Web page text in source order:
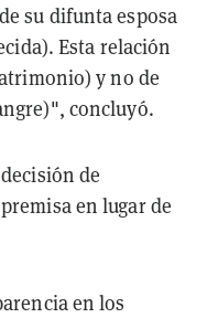
su difunta esposa
Esta relación
y no de
concluyó.
de
en lugar de
en los